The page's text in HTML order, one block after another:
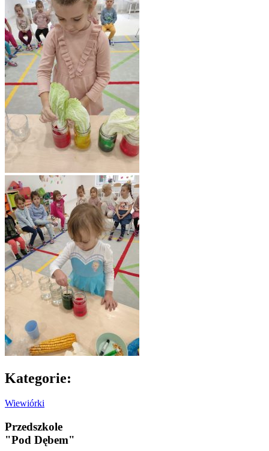
Kategorie:
Wiewiórki
Przedszkole
"Pod Dębem"